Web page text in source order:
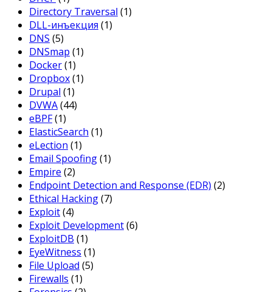
Directory Traversal (1)
DLL-инъекция (1)
DNS (5)
DNSmap (1)
Docker(1)
Dropbox(1)
Drupal (1)
DVWA(44)
eBPF(1)
ElasticSearch (1)
eLection (1)
Email Spoofing(1)
Empire (2)
Endpoint Detection and Response (EDR) (2)
Ethical Hacking(7)
Exploit(4)
Exploit Development(6)
ExploitDB (1)
EyeWitness (1)
File Upload (5)
Firewalls (1)